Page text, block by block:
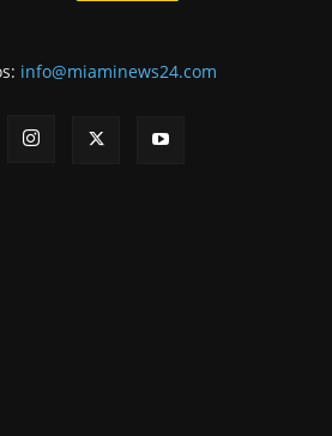
info@miaminews24.com